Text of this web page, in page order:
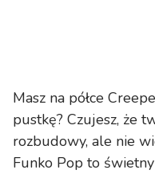
Masz na półce
pustkę? Czujesz, że
rozbudowy, ale nie
Funko Pop to